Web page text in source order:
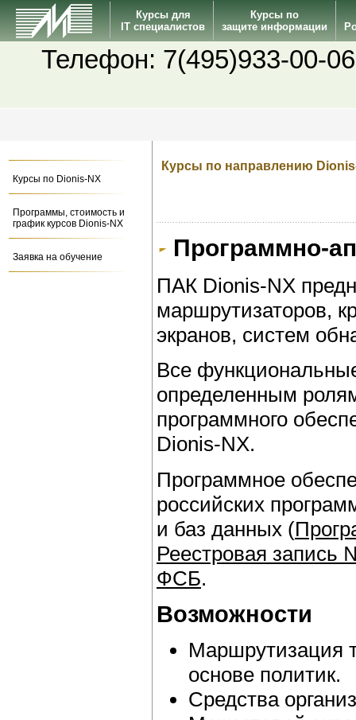
Курсы для
IT специалистов
Курсы по
защите информации
Телефон: 7(495)933-00-
Курсы по Dionis-NX
Программы, стоимость и
график курсов Dionis-NX
Заявка на обучение
Курсы по направлению
Программно-
ПАК Dionis-NX
маршрутизаторов,
экранов, систем
Все
определенным
программного
Dionis-NX.
Программное
российских
и баз данных (
Реестровая запись
ФСБ.
Возможности
Маршрутизация
основе политик.
Средства